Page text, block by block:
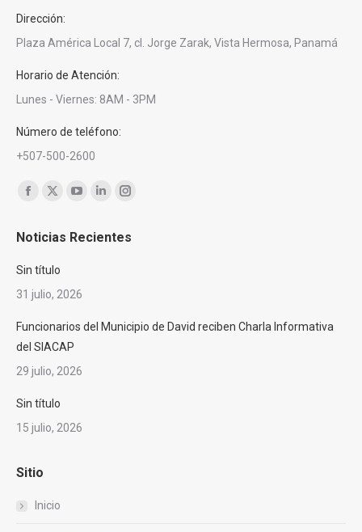
Dirección:
Plaza América Local 7, cl. Jorge Zarak, Vista Hermosa, Panamá
Horario de Atención:
Lunes - Viernes: 8AM - 3PM
Número de teléfono:
+507-500-2600
Encuéntranos en:
opens
in
opens
in
YouTube
opens
Linkedin
opens
Instagram
opens
Noticias Recientes
Sin título
31 julio, 2026
Funcionarios del Municipio de David reciben Charla Informativa
del SIACAP
29 julio, 2026
Sin título
15 julio, 2026
Sitio
Inicio